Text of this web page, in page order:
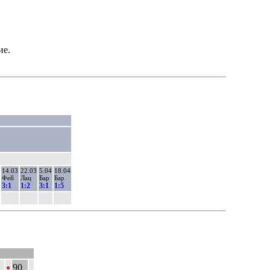
14.03
Фей
3:1
22.03
Лац
1:2
5.04
Бар
3:1
18.04
Бар
1:5
90